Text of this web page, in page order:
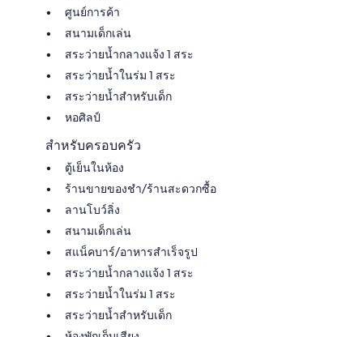
ศูนย์การค้า
สนามเด็กเล่น
สระว่ายน้ำกลางแจ้ง 1 สระ
สระว่ายน้ำในร่ม 1 สระ
สระว่ายน้ำสำหรับเด็ก
หอศิลป์
สำหรับครอบครัว
ตู้เย็นในห้อง
ร้านขายของชำ/ร้านสะดวกซื้อ
ลานโบว์ลิ่ง
สนามเด็กเล่น
สแน็คบาร์/อาหารสำเร็จรูป
สระว่ายน้ำกลางแจ้ง 1 สระ
สระว่ายน้ำในร่ม 1 สระ
สระว่ายน้ำสำหรับเด็ก